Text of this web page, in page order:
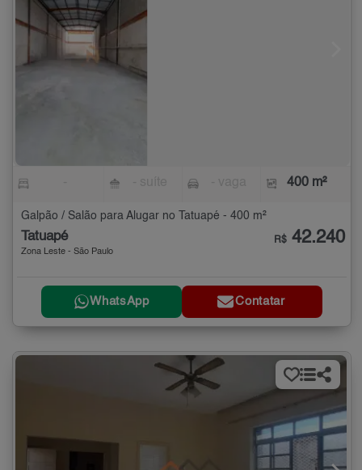
400 m²
Galpão / Salão para Alugar no Tatuapé - 400 m²
Tatuapé
Zona Leste - São Paulo
R$ 42.240
WhatsApp Contatar